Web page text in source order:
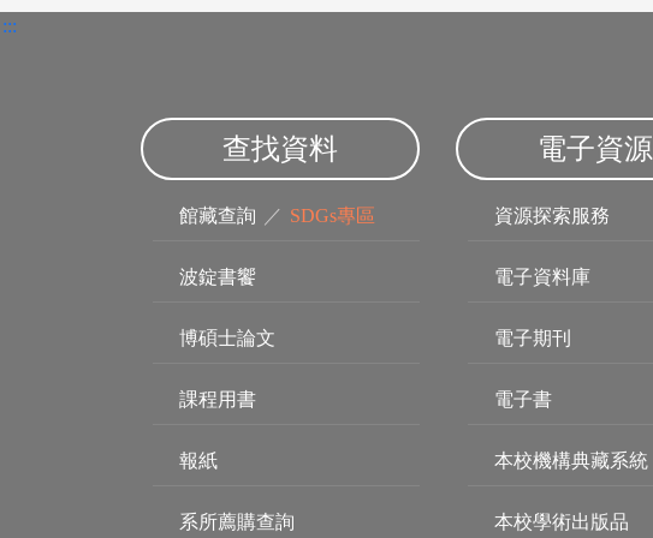
:::
查找資料
館藏查詢 ／ SDGs專區
波錠書饗
博碩士論文
課程用書
報紙
系所薦購查詢
電子資源
資源探索服務
電子資料庫
電子期刊
電子書
本校機構典藏系統
本校學術出版品